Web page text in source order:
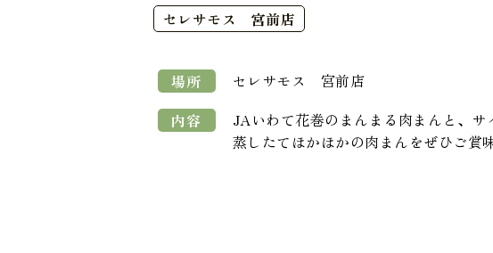
セレサモス 宮前店
場所
セレサモス 宮前店
内容
JAいわて花巻のまんまる肉まんと、
蒸したてほかほかの肉まんをぜひご賞